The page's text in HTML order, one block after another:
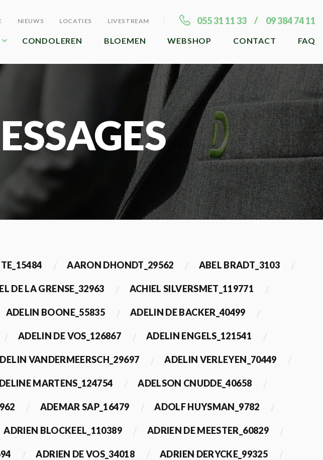
NIEUWS LOCATIES LIVESTREAM 055 31 11 33 09 384 74 11
CONDOLEREN BLOEMEN WEBSHOP CONTACT FAQ
AARON DHONDT_29562 ABEL BRADT_3103
DE LA GRENSE_32963 ACHIEL SILVERSMET_119771
ADELIN BOONE_55835 ADELIN DE BACKER_40499
ADELIN DE VOS_126867 ADELIN ENGELS_121541
VANDERMEERSCH_29697 ADELIN VERLEYEN_70449
MARTENS_124754 ADELSON CNUDDE_40658
ADEMAR SAP_16479 ADOLF HUYSMAN_9782
ADRIEN BLOCKEEL_110389 ADRIEN DE MEESTER_60829
ADRIEN DE VOS_34018 ADRIEN DERYCKE_99325